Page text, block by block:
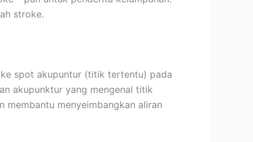
stroke.
spot akupuntur (titik tertentu) pada
akupunktur yang mengenal titik
membantu menyeimbangkan aliran